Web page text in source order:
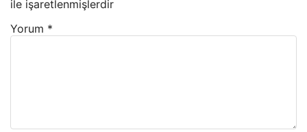
ile işaretlenmişlerdir
Yorum *